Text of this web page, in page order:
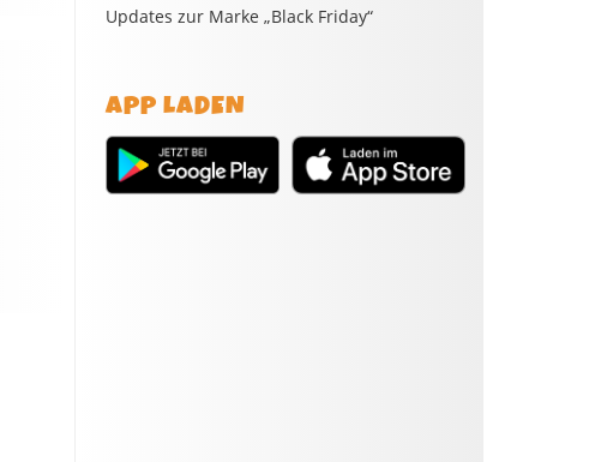
Updates zur Marke „Black Friday“
APP LADEN